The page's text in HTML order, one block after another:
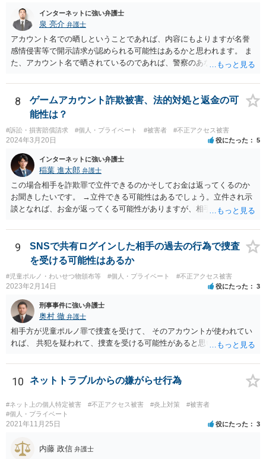
インターネットに強い弁護士
泉 亮介 弁護士
アカウント名での晒しということであれば、内容にもよりますが名誉
感情侵害等で開示請求が認められる可能性はあるかと思われます。 ま
た、アカウント名で晒されているのであれば、警察のあなたのことで
民事で開示請求の上で慰謝料請求をするとなる場合、弁護士費用につ
いては数十万円から100万円程度かかる場合が多く、相手から回収でき
る金額は高額にはなりにくいため、赤字となってしまうリスクはある
かと思われますので、経済的なメリットを求めて弁護士を立てるとい
う場合は慎重に検討される必要があるでしょう。
8
ゲームアカウント詐欺被害、法的対処と返金の可
能性は？
#訴訟・損害賠償請求 #個人・プライベート #被害者 #不正アクセス被害
2024年3月20日 役にたった 5
インターネットに強い弁護士
稲葉 進太郎 弁護士
この場合相手を詐欺罪で立件できるのかそしてお金は返ってくるのか
お聞きしたいです。 →立件できる可能性はあるでしょう。立件され示
談となれば、お金が返ってくる可能性がありますが、相手方がお金を
あり得るでしょう。
9
SNSで共有ログインした相手の過去の行為で捜査
を受ける可能性はあるか
#児童ポルノ・わいせつ物頒布等 #個人・プライベート #不正アクセス被害
2023年2月14日 役にたった 3
刑事事件に強い弁護士
奥村 徹 弁護士
相手方が児童ポルノ罪で捜査を受けて、 そのアカウントが使われてい
れば、 共犯を疑われて、捜査を受ける可能性があると思います。
10 ネットトラブルからの嫌がらせ行為
#ネット上の個人特定被害 #不正アクセス被害 #炎上対策
#被害者
#個人・プライベート
2021年11月25日 役にたった 3
内藤 政信 弁護士